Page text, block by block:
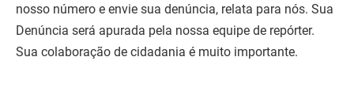
nosso número e envie sua denúncia, relata para nós. Sua
Denúncia será apurada pela nossa equipe de repórter.
Sua colaboração de cidadania é muito importante.